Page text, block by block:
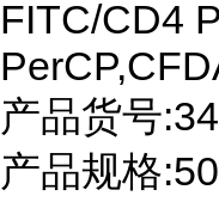
FITC/CD4
产品货号
产品规格